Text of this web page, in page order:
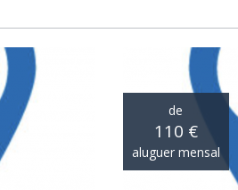
de
110 €
aluguer mensal